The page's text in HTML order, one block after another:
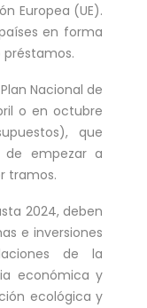
Europea (UE).
en forma
Nacional de
o en octubre
que
de empezar a
tramos.
2024, deben
e inversiones
de la
económica y
ecológica y